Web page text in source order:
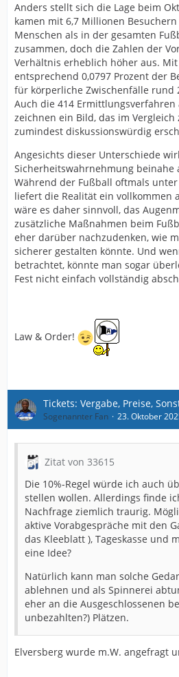
Anders stellt sich die Lage beim
kamen mit 6,7 Millionen
Menschen als in der gesamten
zusammen, doch die Zahlen der
Verhältnis erheblich höher aus. Mit
entsprechend 0,0797 Prozent der
für körperliche Zwischenfälle rund
Auch die 414 Ermittlungsverfahren
zeichnen ein Bild, das im Vergleich
zumindest diskussionswürdig
Angesichts dieser Unterschiede
Sicherheitswahrnehmung beinahe
Während der Fußball oftmals
liefert die Realität ein vollkommen
wäre es daher sinnvoll, das
zusätzliche Maßnahmen beim
eher darüber nachzudenken, wie
sicherer gestalten könnte. Und
betrachtet, könnte man sogar
Fest nicht einfach vollständig
Law & Order!
Tickets: Vergabe, Preise,
Sogenannter Fan 23. Oktober
Zitat von 33615
Die 10%-Regel würde ich auch
stellen wollen. Allerdings finde
Nachfrage ziemlich traurig.
aktive Vorabgespräche mit den
das Kleeblatt ), Tageskasse und
eine Idee?
Natürlich kann man solche
ablehnen und als Spinnerei
eher an die Ausgeschlossenen
unbezahlten?) Plätzen.
Elversberg wurde m.W. angefragt